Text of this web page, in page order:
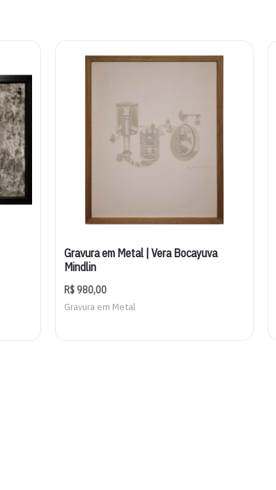
Gravura em Metal | Vera Bocayuva
Mindlin
R$980,00
Gravura em Metal